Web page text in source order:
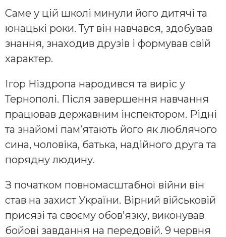
Саме у цій школі минули його дитячі та
юнацькі роки. Тут він навчався, здобував
знання, знаходив друзів і формував свій
характер.
Ігор Ніздропа народився та виріс у
Тернополі. Після завершення навчання
працював державним інспектором. Рідні
та знайомі пам’ятають його як люблячого
сина, чоловіка, батька, надійного друга та
порядну людину.
З початком повномасштабної війни він
став на захист України. Вірний військовій
присязі та своєму обов’язку, виконував
бойові завдання на передовій. 9 червня